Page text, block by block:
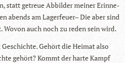
statt getreue Abbil­der mei­ner Erin­ne­
abends am Lager­feuer– Die aber sind
auch noch zu reden sein wird.
Gehört die Hei­mat also
gehört? Kommt der harte Kampf